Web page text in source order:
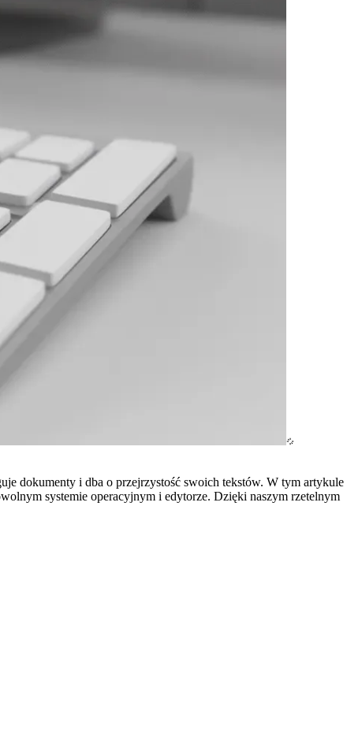
dokumenty i dba o przejrzystość swoich tekstów. W tym artykule
systemie operacyjnym i edytorze. Dzięki naszym rzetelnym